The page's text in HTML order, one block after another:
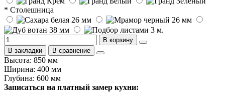
* Столешница
В корзину
В закладки
В сравнение
Высота: 850 мм
Ширина: 400 мм
Глубина: 600 мм
Записаться на платный замер кухни: